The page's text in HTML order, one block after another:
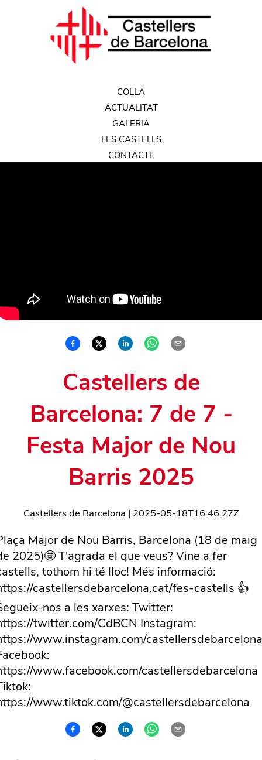
COLLA
ACTUALITAT
GALERIA
FES CASTELLS
CONTACTE
Castellers de
Barcelona: 7 de 7 -
Festa Major de Nou
Barris 2025
Castellers de Barcelona | 2025-05-18T16:46:27Z
Major de Nou Barris, Barcelona (18 de maig
2025)🤩 T'agrada el que veus? Vine a fer
tothom hi té lloc! Més informació:
castellersdebarcelona.cat/fes-castells 👍
nos a les xarxes: Twitter:
twitter.com/CdBCN Instagram:
www.instagram.com/
www.facebook.com/castellersdebarcelona
www.tiktok.com/@castellersdebarcelona